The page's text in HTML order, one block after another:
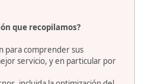
que recopilamos?
para comprender sus
servicio, y en particular por